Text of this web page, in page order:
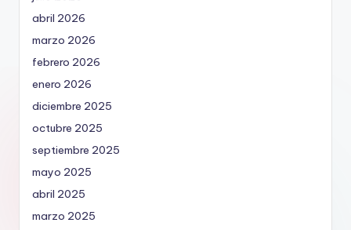
abril 2026
marzo 2026
febrero 2026
enero 2026
diciembre 2025
octubre 2025
septiembre 2025
mayo 2025
abril 2025
marzo 2025